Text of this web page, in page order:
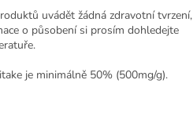
uvádět žádná zdravotní tvrzení,
o působení si prosím dohledejte
je minimálně 50% (500mg/g).